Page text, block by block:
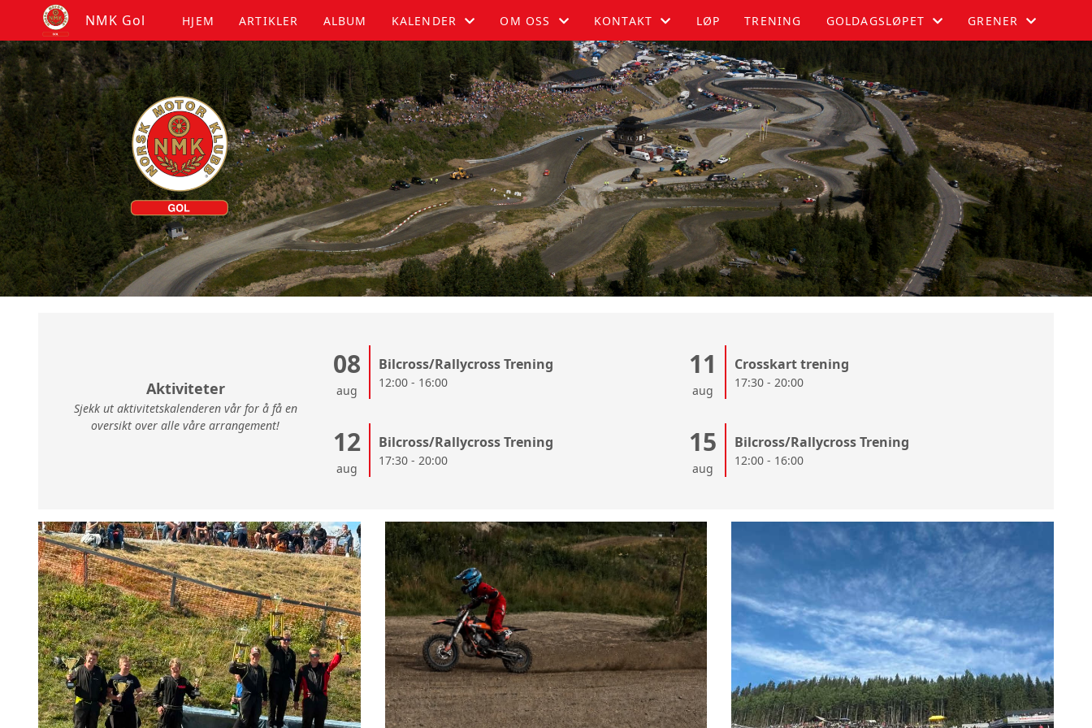
NMK Gol HJEM ARTIKLER ALBUM KALENDER
KALENDER
LISTE
OM OSS
OM OSS
FUGLEHAUGEN
HISTORIE
KONTAKT
BLI MEDLEM
KONTAKT
STYRET
LØP TRENING GOLDAGSLØPET
GOLDAGSLØPET
DELTAKER
PUBLIKUM
PARKERING
FUNKSJONÆR
OVERNATTING
GRENER
AUTOSLALOM
BILCROSS
MOTOCROSS
RALLYCROSS
Aktiviteter
Sjekk ut aktivitetskalenderen vår for å få en
oversikt over alle våre arrangement!
08
aug
Bilcross/Rallycross Trening
12:00 - 16:00
11
aug
Crosskart trening
17:30 - 20:00
12
aug
Bilcross/Rallycross Trening
17:30 - 20:00
15
aug
Bilcross/Rallycross Trening
12:00 - 16:00